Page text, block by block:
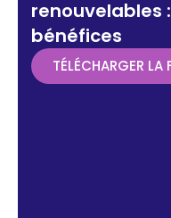
renouvelables
bénéfices
TÉLÉCHARGER LA